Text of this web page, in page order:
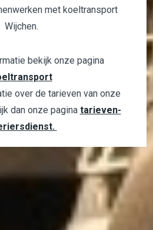
met koeltransport
Wijchen.
bekijk onze pagina
over de tarieven van onze
dan onze pagina tarieven-